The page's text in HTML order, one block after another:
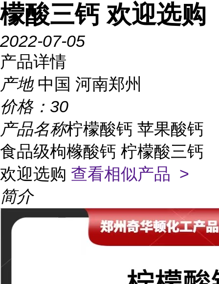
檬酸三钙 欢迎选购
2022-07-05
产品详情
产地 中国 河南郑州
价格： 30
产品名称柠檬酸钙 苹果酸钙
食品级枸橼酸钙 柠檬酸三钙
欢迎选购 查看相似产品 >
简介